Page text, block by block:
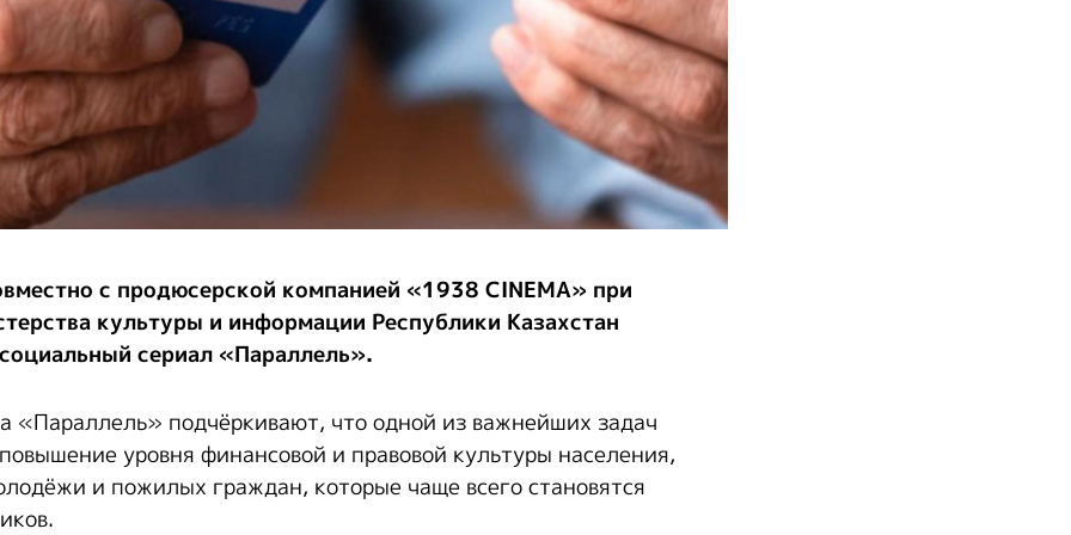
с продюсерской компанией «1938 CINEMA» при
культуры и информации Республики Казахстан
сериал «Параллель».
«Параллель» подчёркивают, что одной из важнейших задач
уровня финансовой и правовой культуры населения,
и пожилых граждан, которые чаще всего становятся